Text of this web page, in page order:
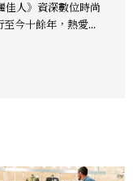
人》資深數位時尚
今十餘年，熱愛服
看穿「這會紅」的
轉化成讀者真正用